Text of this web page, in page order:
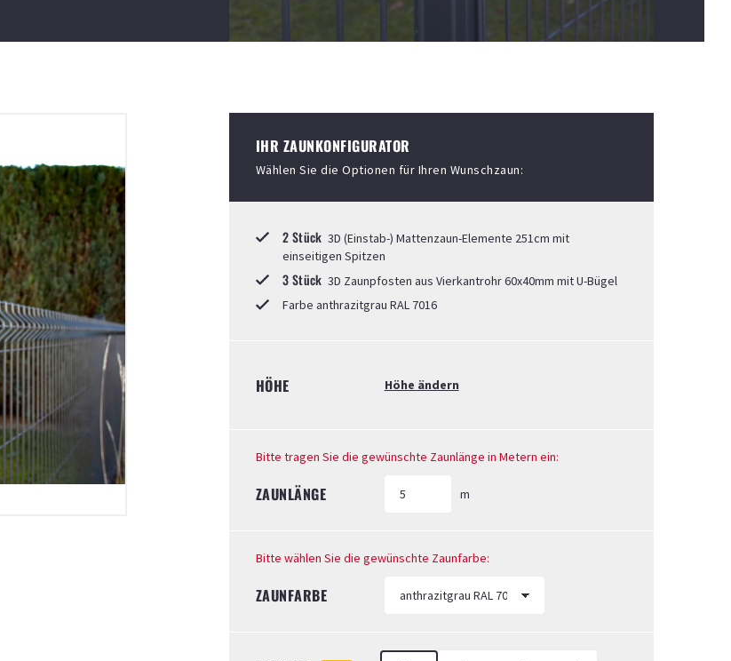
IHR ZAUNKONFIGURATOR
Wählen Sie die Optionen für Ihren Wunschzaun:
2 Stück 3D (Einstab-) Mattenzaun-Elemente 251cm mit
einseitigen Spitzen
3 Stück 3D Zaunpfosten aus Vierkantrohr 60x40mm mit U-Bügel
Farbe anthrazitgrau RAL 7016
HÖHE Höhe ändern
Bitte tragen Sie die gewünschte Zaunlänge in Metern ein:
ZAUNLÄNGE m
Bitte wählen Sie die gewünschte Zaunfarbe:
ZAUNFARBE